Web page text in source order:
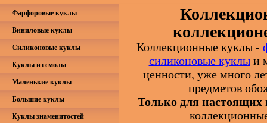
Коллекционные куклы-
силиконовые куклыи
ценности, уже много
предметов
Только для
Фарфоровые куклы
Виниловые куклы
Силиконовые куклы
Куклы из смолы
Маленькие куклы
Большие куклы
Куклы знаменитостей